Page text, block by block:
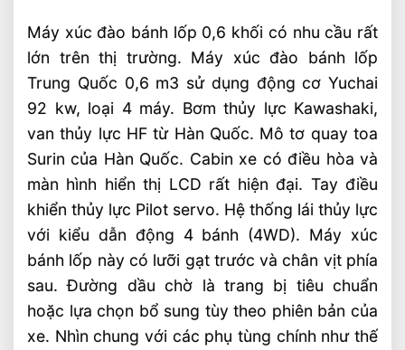
Máy xúc đào bánh lốp 0,6 khối có nhu cầu rất
lớn trên thị trường. Máy xúc đào bánh lốp
Trung Quốc 0,6 m3 sử dụng động cơ Yuchai
92 kw, loại 4 máy. Bơm thủy lực Kawashaki,
van thủy lực HF từ Hàn Quốc. Mô tơ quay toa
Surin của Hàn Quốc. Cabin xe có điều hòa và
màn hình hiển thị LCD rất hiện đại. Tay điều
khiển thủy lực Pilot servo. Hệ thống lái thủy lực
với kiểu dẫn động 4 bánh (4WD). Máy xúc
bánh lốp này có lưỡi gạt trước và chân vịt phía
sau. Đường dầu chờ là trang bị tiêu chuẩn
hoặc lựa chọn bổ sung tùy theo phiên bản của
xe. Nhìn chung với các phụ tùng chính như thế